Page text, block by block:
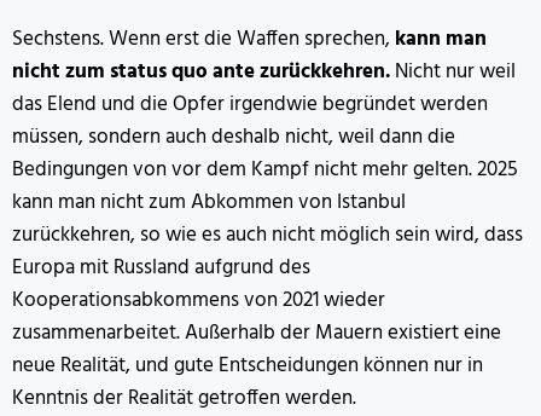
Sechstens. Wenn erst die Waffen sprechen, kann man
nicht zum status quo ante zurückkehren.Nicht nur weil
das Elend und die Opfer irgendwie begründet werden
müssen, sondern auch deshalb nicht, weil dann die
Bedingungen von vor dem Kampf nicht mehr gelten. 2025
kann man nicht zum Abkommen von Istanbul
zurückkehren, so wie es auch nicht möglich sein wird, dass
Europa mit Russland aufgrund des
Kooperationsabkommens von 2021 wieder
zusammenarbeitet. Außerhalb der Mauern existiert eine
neue Realität, und gute Entscheidungen können nur in
Kenntnis der Realität getroffen werden.